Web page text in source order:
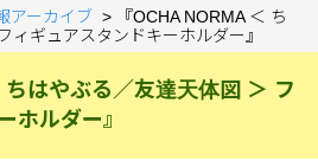
アーカイブ >
『OCHA NORMA ＜ ち
ィギュアスタンドキーホルダー』
ちはやぶる／友達天体図 ＞ フ
ホルダー』